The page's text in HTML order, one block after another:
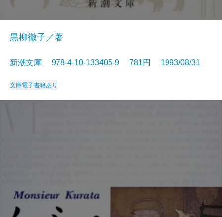
黒柳徹子／著
新潮文庫 978-4-10-133405-9 781円 1993/08/31
文庫電子書籍あり